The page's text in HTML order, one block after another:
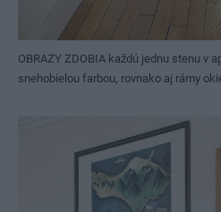
OBRAZY ZDOBIA každú jednu stenu v
snehobielou farbou, rovnako aj rámy